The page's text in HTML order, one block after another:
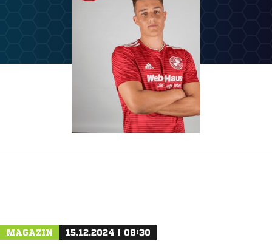
MAGAZIN 15.12.2024 | 08:30